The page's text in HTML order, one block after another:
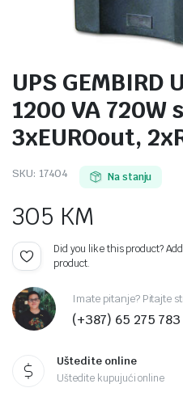
UPS GEMBIRD
1200 VA 720W
3xEUROout,
SKU: 17404 Na stanju
305 KM
Did you like this product?
product.
Imate pitanje? Pitajte
(+387) 65 275 783
Uštedite online
Uštedite kupujući online